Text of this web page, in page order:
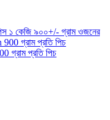
১ কেজি ৯০০+/- গ্রাম ওজনের
গ্রাম প্রতি পিচ